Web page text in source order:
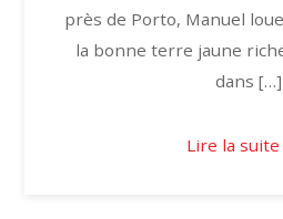
près de Porto, Manuel
la bonne terre jaune
dans […]
Lire la suite